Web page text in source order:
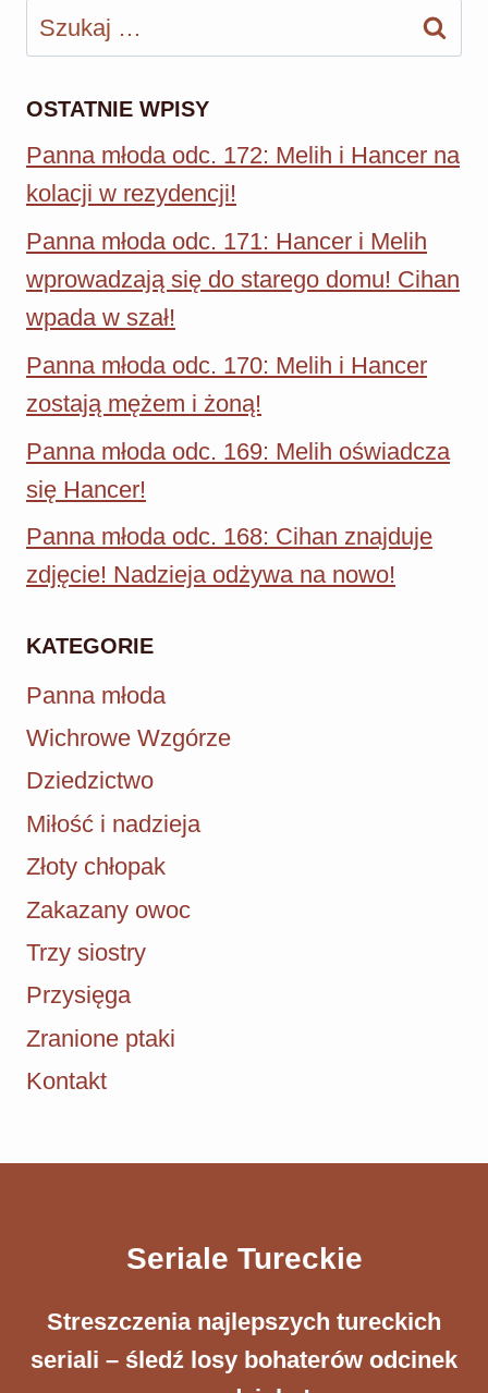
Szukaj:
OSTATNIE WPISY
Panna młoda odc. 172: Melih i Hancer na
kolacji w rezydencji!
Panna młoda odc. 171: Hancer i Melih
wprowadzają się do starego domu! Cihan
wpada w szał!
Panna młoda odc. 170: Melih i Hancer
zostają mężem i żoną!
Panna młoda odc. 169: Melih oświadcza
się Hancer!
Panna młoda odc. 168: Cihan znajduje
zdjęcie! Nadzieja odżywa na nowo!
KATEGORIE
Panna młoda
Wichrowe Wzgórze
Dziedzictwo
Miłość i nadzieja
Złoty chłopak
Zakazany owoc
Trzy siostry
Przysięga
Zranione ptaki
Kontakt
Seriale Tureckie
Streszczenia ​najlepszych tureckich
seriali – śledź losy bohaterów odcinek